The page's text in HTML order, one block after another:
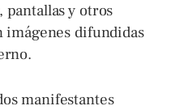
y otros
imágenes difundidas
manifestantes